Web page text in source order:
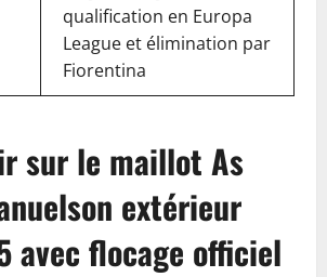
qualification en Europa
League et élimination par
Fiorentina
sur le maillot As
extérieur
avec flocage officiel